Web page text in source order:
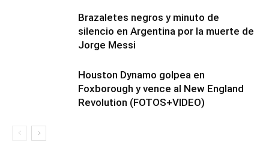
Brazaletes negros y minuto de
silencio en Argentina por la muerte de
Jorge Messi
Houston Dynamo golpea en
Foxborough y vence al New England
Revolution (FOTOS+VIDEO)